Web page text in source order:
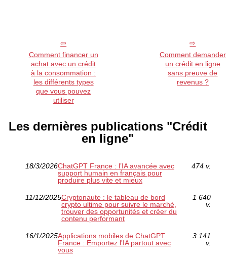
Comment financer un
achat avec un crédit
à la consommation :
les différents types
que vous pouvez
utiliser
Comment demander
un crédit en ligne
sans preuve de
revenus ?
Les dernières publications "Crédit
en ligne"
18/3/2026ChatGPT France : l’IA avancée avec
support humain en français pour
produire plus vite et mieux
474 v.
11/12/2025Cryptonaute : le tableau de bord
crypto ultime pour suivre le marché,
trouver des opportunités et créer du
contenu performant
1 640
v.
16/1/2025Applications mobiles de ChatGPT
France : Emportez l'IA partout avec
vous
3 141
v.